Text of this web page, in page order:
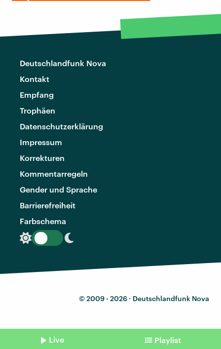
Deutschlandfunk Nova
Kontakt
Empfang
Trophäen
Datenschutzerklärung
Impressum
Korrekturen
Kommentarregeln
Gender und Sprache
Barrierefreiheit
Farbschema
© 2009 - 2026 · Deutschlandfunk Nova
Live Playlist